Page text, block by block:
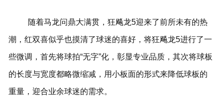
随着马龙问鼎大满贯，狂飚龙5迎来了前所未有的热
潮，红双喜似乎也摸清了球迷的喜好，将狂飚龙5进行了一
些微调，首先将球拍“无字”化，彰显专业品质，其次将球板
的长度与宽度都略微缩减，用小板面的形式来降低球板的
重量，迎合业余球迷的需求。